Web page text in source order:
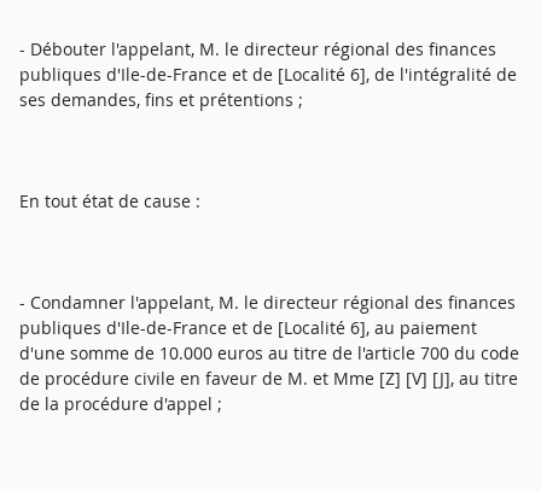
- Débouter l'appelant, M. le directeur régional des finances
publiques d'Ile-de-France et de [Localité 6], de l'intégralité de
ses demandes, fins et prétentions ;
En tout état de cause :
- Condamner l'appelant, M. le directeur régional des finances
publiques d'Ile-de-France et de [Localité 6], au paiement
d'une somme de 10.000 euros au titre de l'article 700 du code
de procédure civile en faveur de M. et Mme [Z] [V] [J], au titre
de la procédure d'appel ;